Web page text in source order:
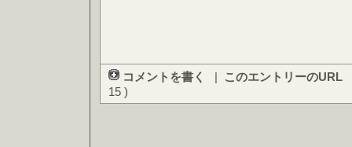
コメントを書く | このエントリーのURL
15 )